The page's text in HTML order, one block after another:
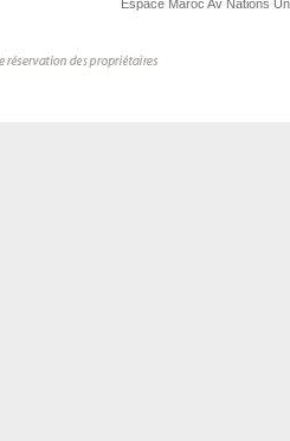
Espace Maroc Av Nations